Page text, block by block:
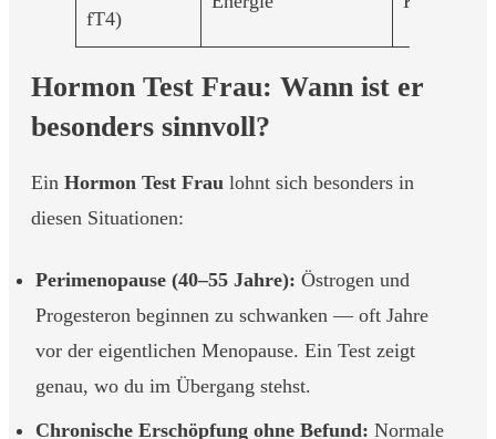
fT4)
Hormon Test Frau: Wann ist er
besonders sinnvoll?
Ein Hormon Test Frau lohnt sich besonders in
diesen Situationen:
Perimenopause (40–55 Jahre): Östrogen und
Progesteron beginnen zu schwanken — oft Jahre
vor der eigentlichen Menopause. Ein Test zeigt
genau, wo du im Übergang stehst.
Chronische Erschöpfung ohne Befund: Normale